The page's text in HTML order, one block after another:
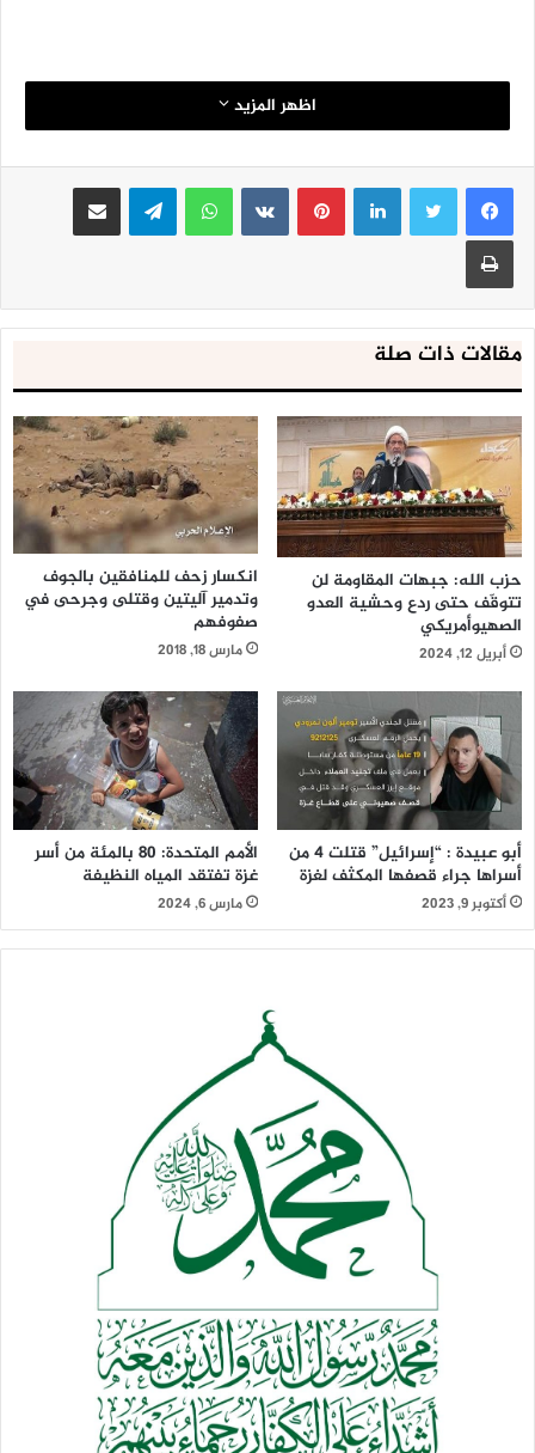
اظهر المزيد
لينكدإنبينتيريست واتساب تيلقرام مشاركة عبر البريد
طباعة
مقالات ذات صلة
حزب الله: جبهات المقاومة لن
تتوقّف حتى ردع وحشية العدو
الصهيوأمريكي
أبريل 12, 2024
انكسار زحف للمنافقين بالجوف
وتدمير آليتين وقتلى وجرحى في
صفوفهم
مارس 18, 2018
أبو عبيدة : “إسرائيل” قتلت 4 من
أسراها جراء قصفها المكثف لغزة
أكتوبر 9, 2023
الأمم المتحدة: 80 بالمئة من أسر
غزة تفتقد المياه النظيفة
مارس 6, 2024